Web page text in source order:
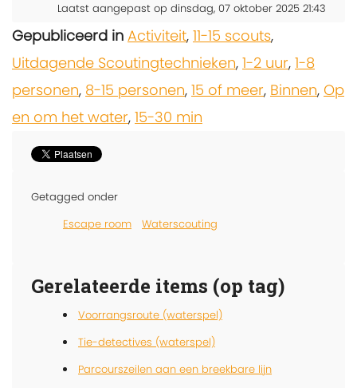
Laatst aangepast op dinsdag, 07 oktober 2025 21:43
Gepubliceerd in Activiteit, 11-15 scouts,
Uitdagende Scoutingtechnieken, 1-2 uur, 1-8
personen, 8-15 personen, 15 of meer, Binnen, Op
en om het water, 15-30 min
Getagged onder
Escape room
Waterscouting
Gerelateerde items (op tag)
Voorrangsroute (waterspel)
Tie-detectives (waterspel)
Parcourszeilen aan een breekbare lijn